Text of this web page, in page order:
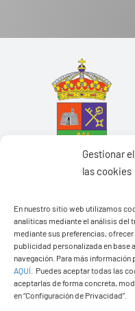
Gestionar
las cookies
En nuestro sitio web utilizamos
analíticas mediante el análisis del
mediante sus preferencias,
publicidad personalizada en base
navegación. Para más
AQUÍ
Puedes aceptar todas las
aceptarlas de forma concreta,
en “Configuración de Privacidad”.
Ayuntamiento de Yaiza
Pza. de Los Remedios,
35570 – Yaiza
Tel:928 83 62 20